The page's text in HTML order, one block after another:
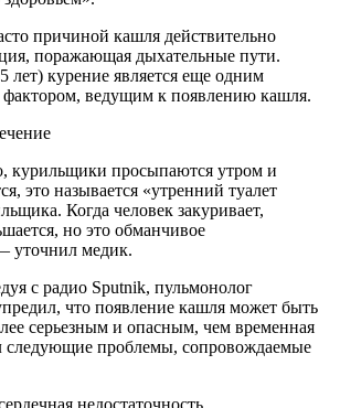
причиной кашля действительно
поражающая дыхательные пути.
лет) курение является еще одним
ведущим к появлению кашля.
курильщики просыпаются утром и
это называется «утренний туалет
Когда человек закуривает,
но это обманчивое
уточнил медик.
с радио Sputnik, пульмонолог
что появление кашля может быть
серьезным и опасным, чем временная
проблемы, сопровождаемые
недостаточность